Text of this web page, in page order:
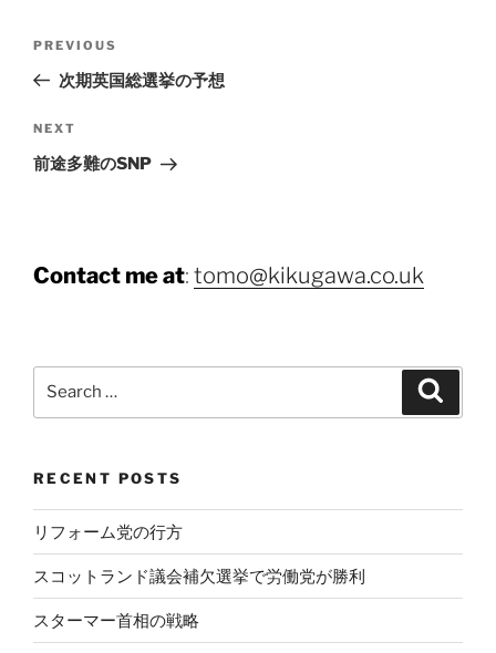
Previous
Post
PREVIOUS
次期英国総選挙の予想
Next
Post
NEXT
前途多難のSNP
Contact me at: tomo@kikugawa.co.uk
RECENT POSTS
リフォーム党の行方
スコットランド議会補欠選挙で労働党が勝利
スターマー首相の戦略